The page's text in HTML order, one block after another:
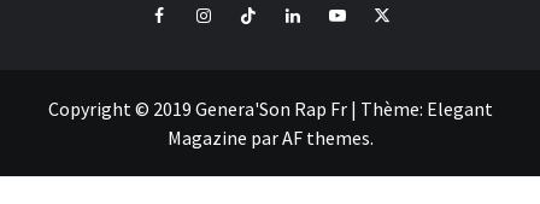
FacebookInstagramTiktok LinkedInYoutube
X
Copyright © 2019 Genera'Son Rap Fr | Thème: Elegant
Magazine parAF themes.